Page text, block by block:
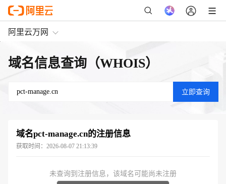
阿里云万网
域名信息查询（WHOIS）
域名pct-manage.cn的注册信息
获取时间： 2026-08-07 21:13:39
未查询到注册信息，该域名可能尚未注册